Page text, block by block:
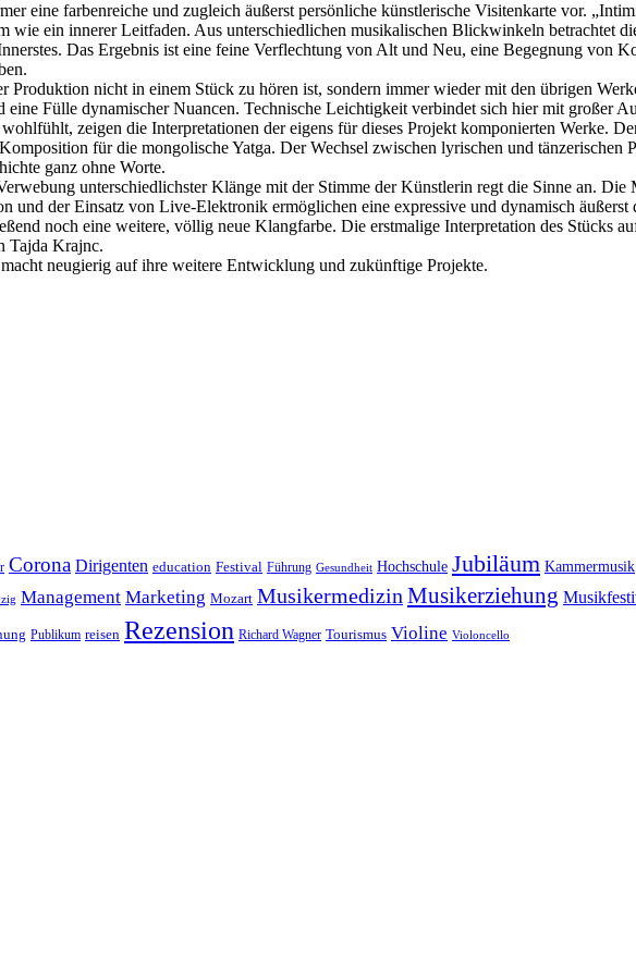
eine farbenreiche und zugleich äußerst persönliche künstlerische Visitenkarte vor.
wie ein innerer Leitfaden. Aus unterschiedlichen musikalischen Blickwinkeln betrachtet
Das Ergebnis ist eine feine Verflechtung von Alt und Neu, eine Begegnung von
Produktion nicht in einem Stück zu hören ist, sondern immer wieder mit den übrigen
Fülle dynamischer Nuancen. Technische Leichtigkeit verbindet sich hier mit großer
zeigen die Interpretationen der eigens für dieses Projekt komponierten Werke.
für die mongolische Yatga. Der Wechsel zwischen lyrischen und tänzerischen
ganz ohne Worte.
unterschiedlichster Klänge mit der Stimme der Künstlerin regt die Sinne an.
der Einsatz von Live-Elektronik ermöglichen eine expressive und dynamisch äußerst
noch eine weitere, völlig neue Klangfarbe. Die erstmalige Interpretation des Stücks
Tajda Krajnc.
neugierig auf ihre weitere Entwicklung und zukünftige Projekte.
Corona Dirigenten education Festival Führung Gesundheit Hochschule Jubiläum Kammermusik
Management Marketing Mozart Musikermedizin Musikerziehung
Publikum reisen Rezension Richard Wagner Tourismus Violine Violoncello